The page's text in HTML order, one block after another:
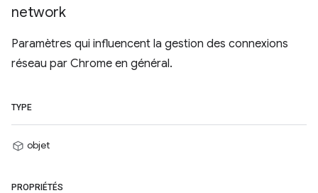
network
Paramètres qui influencent la gestion des connexions
réseau par Chrome en général.
TYPE
objet
PROPRIÉTÉS